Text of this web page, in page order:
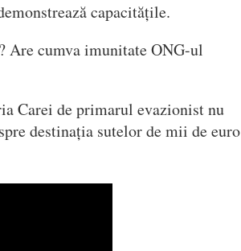
capacitățile.
Are cumva imunitate ONG-ul
Carei de primarul evazionist nu
destinația sutelor de mii de euro